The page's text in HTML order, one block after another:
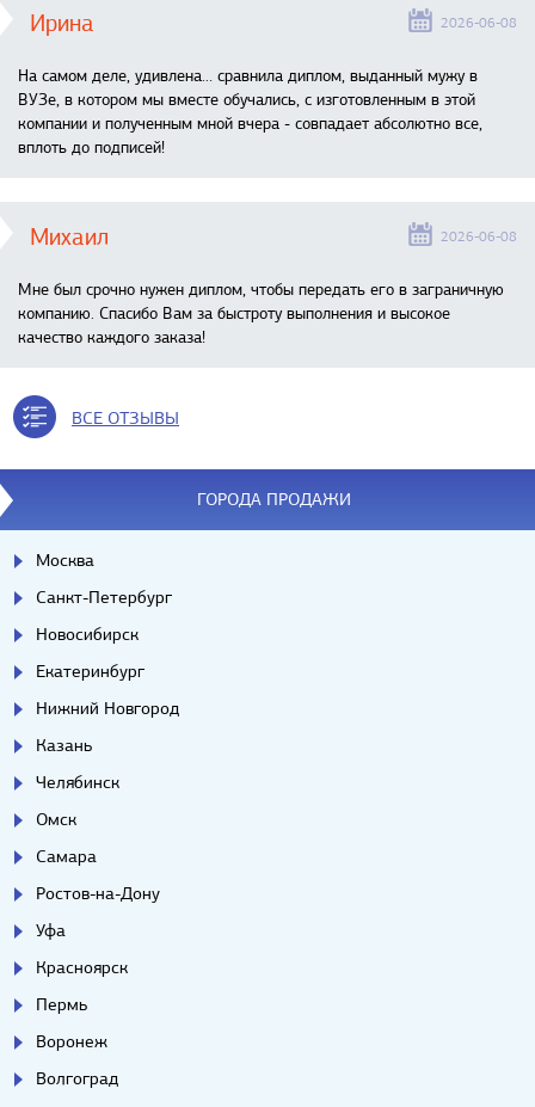
Ирина 2026-06-08
На самом деле, удивлена… сравнила диплом, выданный мужу в
ВУЗе, в котором мы вместе обучались, с изготовленным в этой
компании и полученным мной вчера - совпадает абсолютно все,
вплоть до подписей!
Михаил 2026-06-08
Мне был срочно нужен диплом, чтобы передать его в заграничную
компанию. Спасибо Вам за быстроту выполнения и высокое
качество каждого заказа!
ВСЕ ОТЗЫВЫ
ГОРОДА ПРОДАЖИ
Москва
Санкт-Петербург
Новосибирск
Екатеринбург
Нижний Новгород
Казань
Челябинск
Омск
Самара
Ростов-на-Дону
Уфа
Красноярск
Пермь
Воронеж
Волгоград